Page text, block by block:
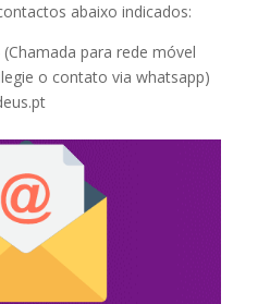
abaixo indicados:
para rede móvel
o contato via whatsapp)